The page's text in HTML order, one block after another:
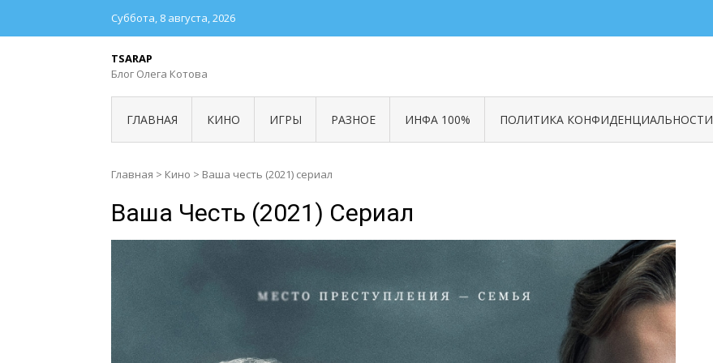
Суббота, 8 августа, 2026
TSARAP
Блог Олега Котова
ГЛАВНАЯ КИНО ИГРЫ РАЗНОЕ ИНФА 100% ПОЛИТИКА КОНФИДЕНЦИАЛЬНОСТИ
Главная > Кино > Ваша честь (2021) сериал
Ваша Честь (2021) Сериал